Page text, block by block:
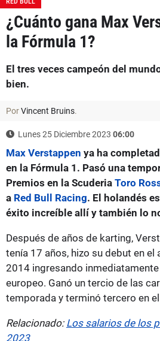
¿Cuánto gana Max
la Fórmula 1?
El tres veces campeón del
bien.
PorVincent Bruins.
Lunes 25 Diciembre 2023 06:00
Max Verstappen ya ha
en la Fórmula 1. Pasó una
Premios en la Scuderia Toro
a Red Bull Racing. El holandés
éxito increíble allí y también lo
Después de años de karting,
tenía 17 años, hizo su debut en
2014 ingresando inmediatamente
europeo. Ganó un tercio de las
temporada y terminó tercero en
Relacionado: Los salarios de los
2023